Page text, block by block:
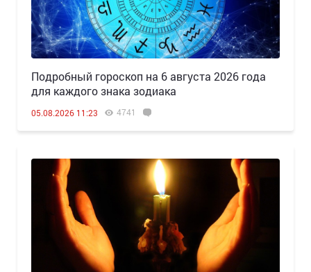
Подробный гороскоп на 6 августа 2026 года
для каждого знака зодиака
05.08.2026 11:23 4741